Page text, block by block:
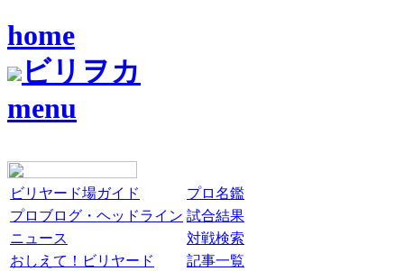
home
ビリヲカ
menu
ビリヤード場ガイド
プロ名鑑
プロブログ・ヘッドライン 試合結果
ニュース
対戦検索
おしえて！ビリヤード
記事一覧